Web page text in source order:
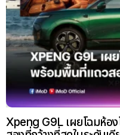
Xpeng G9L เผยโฉมห้อ